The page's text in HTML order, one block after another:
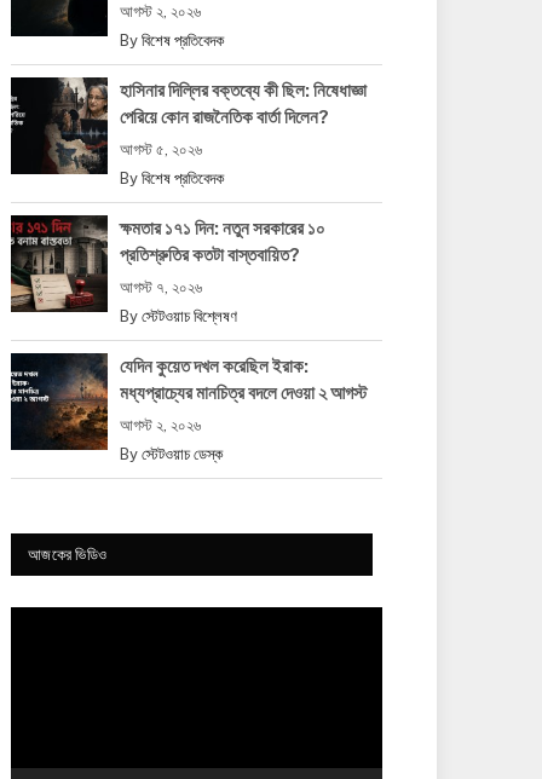
আগস্ট ২, ২০২৬
By বিশেষ প্রতিবেদক
হাসিনার দিল্লির বক্তব্যে কী ছিল: নিষেধাজ্ঞা
পেরিয়ে কোন রাজনৈতিক বার্তা দিলেন?
আগস্ট ৫, ২০২৬
By বিশেষ প্রতিবেদক
ক্ষমতার ১৭১ দিন: নতুন সরকারের ১০
প্রতিশ্রুতির কতটা বাস্তবায়িত?
আগস্ট ৭, ২০২৬
By স্টেটওয়াচ বিশ্লেষণ
যেদিন কুয়েত দখল করেছিল ইরাক:
মধ্যপ্রাচ্যের মানচিত্র বদলে দেওয়া ২ আগস্ট
আগস্ট ২, ২০২৬
By স্টেটওয়াচ ডেস্ক
আজকের ভিডিও